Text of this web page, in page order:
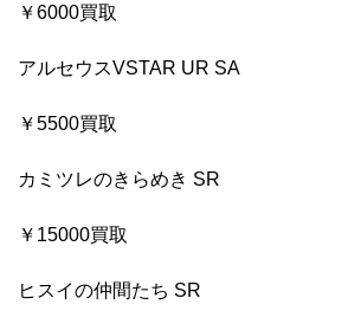
￥6000買取
アルセウスVSTAR UR SA
￥5500買取
カミツレのきらめき SR
￥15000買取
ヒスイの仲間たち SR